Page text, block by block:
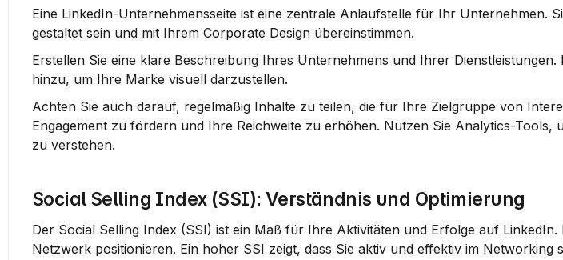
Eine LinkedIn-Unternehmensseite ist eine zentrale Anlaufstelle für Ihr Unternehmen.
gestaltet sein und mit Ihrem Corporate Design übereinstimmen.
Erstellen Sie eine klare Beschreibung Ihres Unternehmens und Ihrer Dienstleistungen.
hinzu, um Ihre Marke visuell darzustellen.
Achten Sie auch darauf, regelmäßig Inhalte zu teilen, die für Ihre Zielgruppe von
Engagement zu fördern und Ihre Reichweite zu erhöhen. Nutzen Sie Analytics-Tools,
zu verstehen.
Social Selling Index (SSI): Verständnis und Optimierung
Der Social Selling Index (SSI) ist ein Maß für Ihre Aktivitäten und Erfolge auf
Netzwerk positionieren. Ein hoher SSI zeigt, dass Sie aktiv und effektiv im Networking